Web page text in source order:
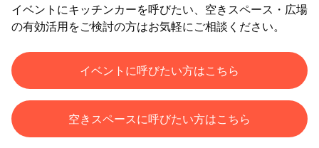
イベントにキッチンカーを呼びたい、空きスペース・広場
の有効活用をご検討の方はお気軽にご相談ください。
イベントに呼びたい方はこちら
空きスペースに呼びたい方はこちら